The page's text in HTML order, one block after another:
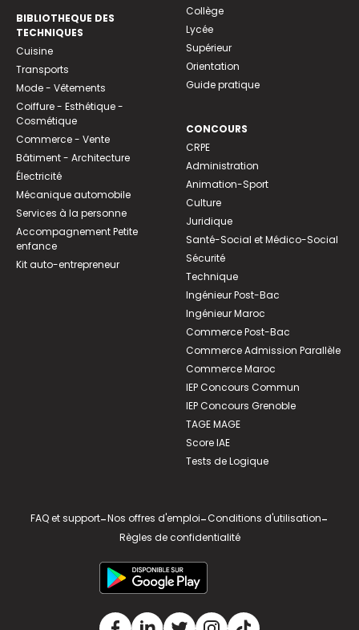
BIBLIOTHEQUE DES
TECHNIQUES
Cuisine
Transports
Mode - Vêtements
Coiffure - Esthétique -
Cosmétique
Commerce - Vente
Bâtiment - Architecture
Électricité
Mécanique automobile
Services à la personne
Accompagnement Petite
enfance
Kit auto-entrepreneur
Collège
Lycée
Supérieur
Orientation
Guide pratique
CONCOURS
CRPE
Administration
Animation-Sport
Culture
Juridique
Santé-Social et Médico-Social
Sécurité
Technique
Ingénieur Post-Bac
Ingénieur Maroc
Commerce Post-Bac
Commerce Admission Parallèle
Commerce Maroc
IEP Concours Commun
IEP Concours Grenoble
TAGE MAGE
Score IAE
Tests de Logique
FAQ et support-Nos offres d'emploi-Conditions d'utilisation-
Règles de confidentialité